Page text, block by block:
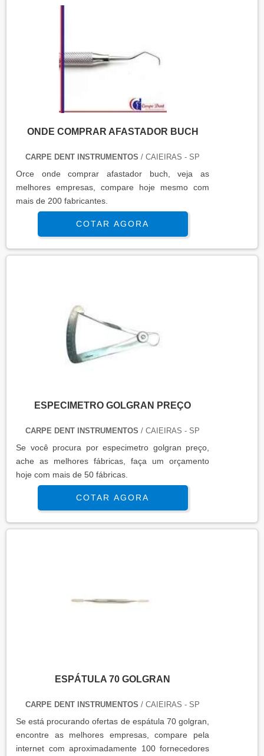
ONDE COMPRAR AFASTADOR BUCH
CARPE DENT INSTRUMENTOS / CAIEIRAS - SP
Orce onde comprar afastador buch, veja as
melhores empresas, compare hoje mesmo com
mais de 200 fabricantes.
COTAR AGORA
ESPECIMETRO GOLGRAN PREÇO
CARPE DENT INSTRUMENTOS / CAIEIRAS - SP
Se você procura por especimetro golgran preço,
ache as melhores fábricas, faça um orçamento
hoje com mais de 50 fábricas.
COTAR AGORA
ESPÁTULA 70 GOLGRAN
CARPE DENT INSTRUMENTOS / CAIEIRAS - SP
Se está procurando ofertas de espátula 70 golgran,
encontre as melhores empresas, compare pela
internet com aproximadamente 100 fornecedores